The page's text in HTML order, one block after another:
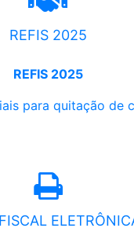
REFIS 2025
REFIS 2025
para quitação